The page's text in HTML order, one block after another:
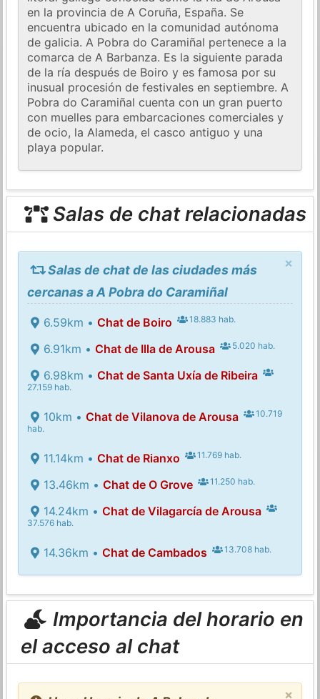
en la provincia de A Coruña, España. Se
encuentra ubicado en la comunidad autónoma
de galicia. A Pobra do Caramiñal pertenece a la
comarca de A Barbanza. Es la siguiente parada
de la ría después de Boiro y es famosa por su
inusual procesión de festivales en septiembre. A
Pobra do Caramiñal cuenta con un gran puerto
con muelles para embarcaciones comerciales y
de ocio, la Alameda, el casco antiguo y una
playa popular.
Salas de chat relacionadas
×
Salas de chat de las ciudades más
cercanas a A Pobra do Caramiñal
6.59km • Chat de Boiro 18.883 hab.
6.91km • Chat de Illa de Arousa 5.020 hab.
6.98km • Chat de Santa Uxía de Ribeira
27.159 hab.
10km • Chat de Vilanova de Arousa
10.719
hab.
11.14km • Chat de Rianxo 11.769 hab.
13.46km • Chat de O Grove 11.250 hab.
14.24km • Chat de Vilagarcía de Arousa
37.576 hab.
14.36km • Chat de Cambados 13.708 hab.
Importancia del horario en
el acceso al chat
×